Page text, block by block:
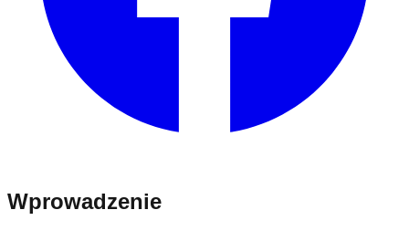
Wprowadzenie